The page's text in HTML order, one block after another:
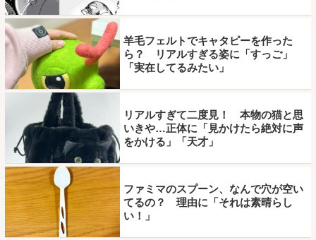
羊毛フェルトでキャタピーを作った
ら？ リアルすぎる姿に「すっご」
「実在してるみたい」
リアルすぎて二度見！ 本物の猫と思
いきや…正体に「見かけたら絶対に声
をかける」「天才」
ファミマのスプーン、なんで穴が空い
てるの？ 理由に「それは素晴らし
い！」